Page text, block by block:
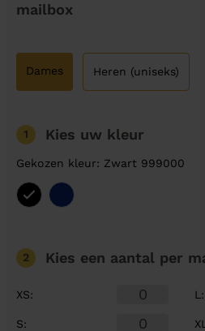
mailbox
Dames Heren (uniseks)
1 Kies uw kleur
Gekozen kleur: Zwart 999000
2 Kies een aantal per
XS:
S:
L :
XL